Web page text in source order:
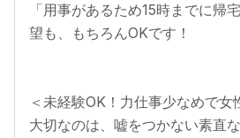
「用事があるため15時までに帰
望も、もちろんOKです！
＜未経験OK！力仕事少なめで女
大切なのは、嘘をつかない素直な